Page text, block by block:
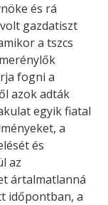
és rá
gazdatiszt
a tszcs
fogni a
azok adták
egyik fiatal
a
és
az
ártalmatlanná
időpontban, a